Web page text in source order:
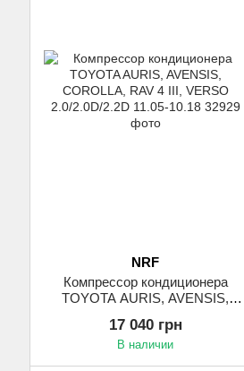
NRF
Компрессор кондиционера
TOYOTA AURIS, AVENSIS,
2.0/2.0D/2.2D 11.05-10.18
17 040 грн
В наличии